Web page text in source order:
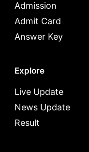
Admission
Admit Card
Answer Key
Explore
Live Update
News Update
Result